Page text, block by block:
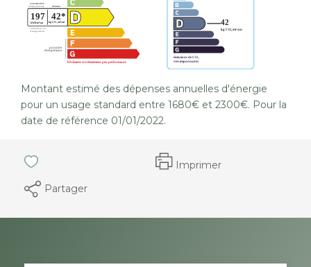
Montant estimé des dépenses annuelles d'énergie
pour un usage standard entre 1680€ et 2300€. Pour la
date de référence 01/01/2022.
Imprimer
Partager